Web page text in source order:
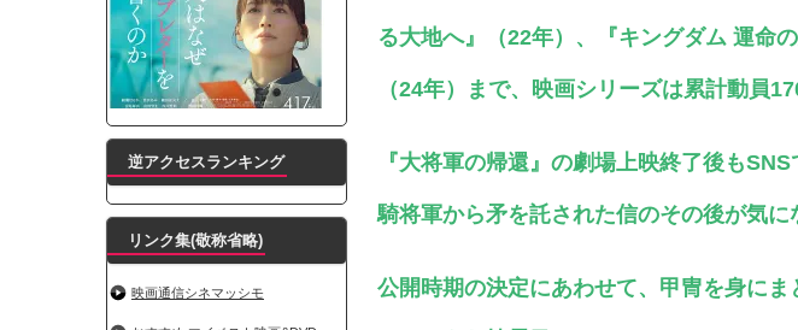
る大地へ』（22年）、『キングダム 運命
（24年）まで、映画シリーズは累計動員
『大将軍の帰還』の劇場上映終了後も
騎将軍から矛を託された信のその後が気に
公開時期の決定にあわせて、甲冑を身に
逆アクセスランキング
リンク集(敬称省略)
映画通信シネマッシモ